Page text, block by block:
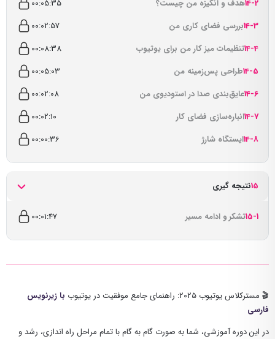
14-2هدف و انگیزه من چیست؟
00:05:35
14-3بررسی فضای کاری من
00:02:57
14-4تنظیمات میز کار من برای یوتیوب
00:08:38
14-5طراحی پس‌زمینه من
00:05:03
14-6عایق‌بندی صدا در استودیوی من
00:02:08
14-7انباره‌سازی فضای کار
00:02:10
14-8ایستگاه شارژ 00:00:36
15نتیجه گیری
15-1تشکر و ادامه مسیر 00:01:47
🎬 مسترکلاس یوتیوب 2025: راهنمای جامع موفقیت در یوتیوب
با زیرنویس
فارسی
در این دوره آموزشی، شما به صورت گام به گام با تمام مراحل راه اندازی، رشد و